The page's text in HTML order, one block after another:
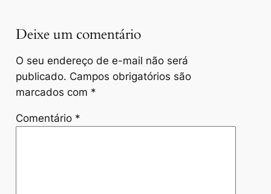
Deixe um comentário
O seu endereço de e-mail não será
publicado. Campos obrigatórios são
marcados com *
Comentário *